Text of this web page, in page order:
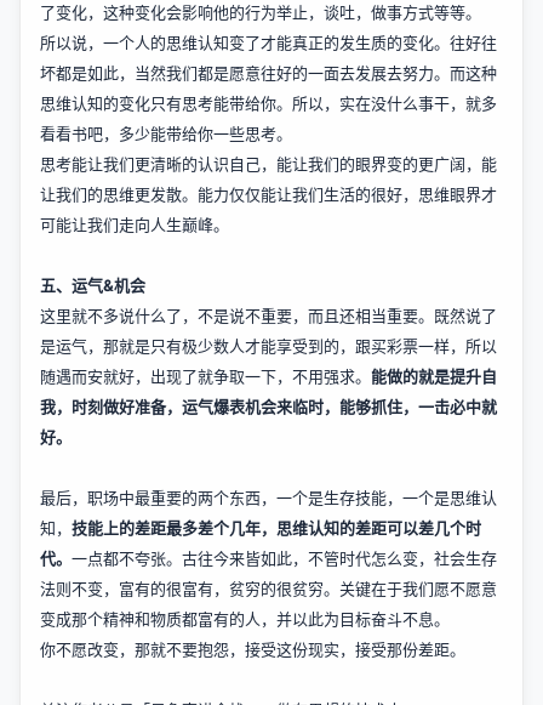
了变化，这种变化会影响他的行为举止，谈吐，做事方式等等。
所以说，一个人的思维认知变了才能真正的发生质的变化。往好往
坏都是如此，当然我们都是愿意往好的一面去发展去努力。而这种
思维认知的变化只有思考能带给你。所以，实在没什么事干，就多
看看书吧，多少能带给你一些思考。
思考能让我们更清晰的认识自己，能让我们的眼界变的更广阔，能
让我们的思维更发散。能力仅仅能让我们生活的很好，思维眼界才
可能让我们走向人生巅峰。
五、运气&机会
这里就不多说什么了，不是说不重要，而且还相当重要。既然说了
是运气，那就是只有极少数人才能享受到的，跟买彩票一样，所以
随遇而安就好，出现了就争取一下，不用强求。 能做的就是提升自
我，时刻做好准备，运气爆表机会来临时，能够抓住，一击必中就
好。
最后，职场中最重要的两个东西，一个是生存技能，一个是思维认
知， 技能上的差距最多差个几年，思维认知的差距可以差几个时
代。 一点都不夸张。古往今来皆如此，不管时代怎么变，社会生存
法则不变，富有的很富有，贫穷的很贫穷。关键在于我们愿不愿意
变成那个精神和物质都富有的人，并以此为目标奋斗不息。
你不愿改变，那就不要抱怨，接受这份现实，接受那份差距。